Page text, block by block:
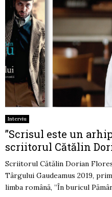
Interviu
”Scrisul este un
scriitorul Cătălin
Scriitorul Cătălin Dorian
Târgului Gaudeamus 2019,
limba română, ”În buricul